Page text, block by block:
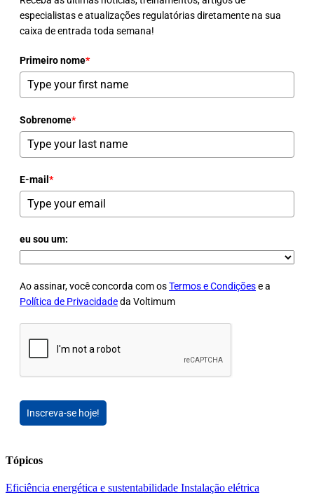
especialistas e atualizações regulatórias diretamente na sua
caixa de entrada toda semana!
Primeiro nome*
Sobrenome*
E-mail *
eu sou um:
Ao assinar, você concorda com osTermos e Condiçõese a
Política de Privacidadeda Voltimum
Inscreva-se hoje!
Tópicos
Eficiência energética e sustentabilidade Instalação elétrica